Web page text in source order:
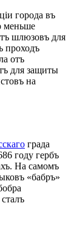
города въ
меньше
шлюзовъ для
проходъ
отъ
для защиты
на
града
году гербъ
На самомъ
«бабръ»